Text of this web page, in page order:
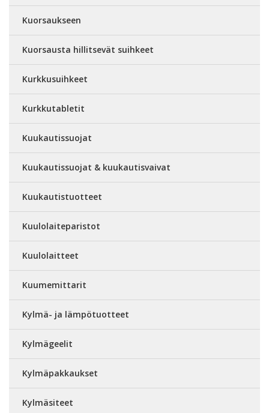
Kuorsaukseen
Kuorsausta hillitsevät suihkeet
Kurkkusuihkeet
Kurkkutabletit
Kuukautissuojat
Kuukautissuojat & kuukautisvaivat
Kuukautistuotteet
Kuulolaiteparistot
Kuulolaitteet
Kuumemittarit
Kylmä- ja lämpötuotteet
Kylmägeelit
Kylmäpakkaukset
Kylmäsiteet